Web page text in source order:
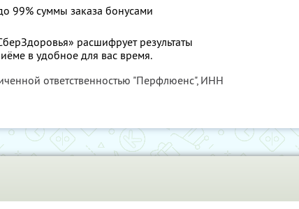
99% суммы заказа бонусами
расшифрует результаты
в удобное для вас время.
ответственностью "Перфлюенс", ИНН